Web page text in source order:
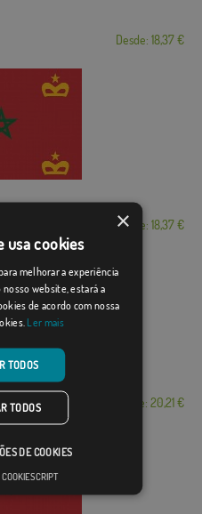
Desde: 18,37 €
Desde: 18,37 €
Desde: 20,21 €
×
usa cookies
melhorar a experiência
website, estará a
de acordo com nossa
Ler mais
TODOS
TODOS
DE COOKIES